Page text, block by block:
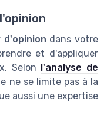
d'opinion dans votre
et d'appliquer
Selon
l'analyse de
ne se limite pas à la
aussi une expertise